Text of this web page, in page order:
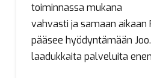
toiminnassa mukana
vahvasti ja samaan aikaan
pääsee hyödyntämään
laadukkaita palveluita